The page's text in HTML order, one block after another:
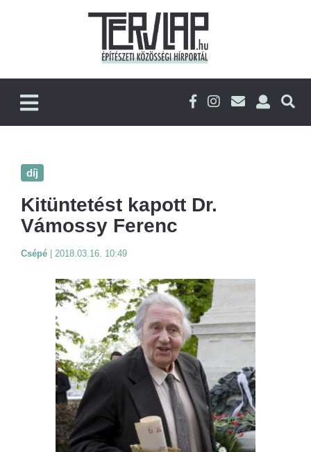
díj
Kitüntetést kapott Dr.
Vámossy Ferenc
Csépé 2018.03.16. 10:49